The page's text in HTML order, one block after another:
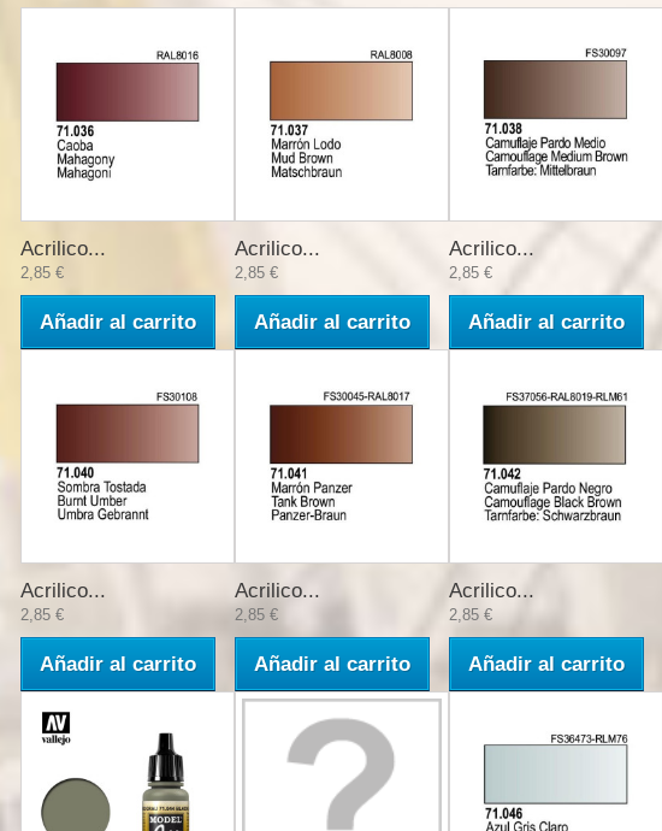
Acrilico...
2,85 €
Añadir al carrito
Acrilico...
2,85 €
Añadir al carrito
Acrilico...
2,85 €
Añadir al carrito
Acrilico...
2,85 €
Añadir al carrito
Acrilico...
2,85 €
Añadir al carrito
Acrilico...
2,85 €
Añadir al carrito